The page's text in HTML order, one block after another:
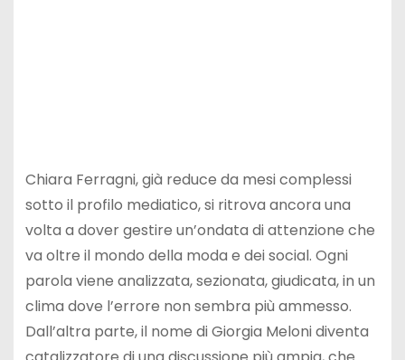
Chiara Ferragni, già reduce da mesi complessi
sotto il profilo mediatico, si ritrova ancora una
volta a dover gestire un’ondata di attenzione che
va oltre il mondo della moda e dei social. Ogni
parola viene analizzata, sezionata, giudicata, in un
clima dove l’errore non sembra più ammesso.
Dall’altra parte, il nome di Giorgia Meloni diventa